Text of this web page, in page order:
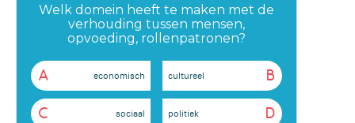
Welk domein heeft te maken met de
verhouding tussen mensen,
opvoeding, rollenpatronen?
A economisch B
cultureel
C sociaal D
politiek